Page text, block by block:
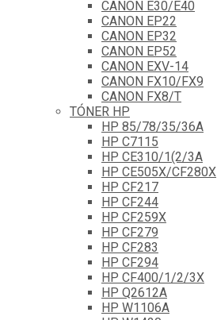
CANON E30/E40
CANON EP22
CANON EP32
CANON EP52
CANON EXV-14
CANON FX10/FX9
CANON FX8/T
TÓNER HP
HP 85/78/35/36A
HP C7115
HP CE310/1(2/3A
HP CE505X/CF280X
HP CF217
HP CF244
HP CF259X
HP CF279
HP CF283
HP CF294
HP CF400/1/2/3X
HP Q2612A
HP W1106A